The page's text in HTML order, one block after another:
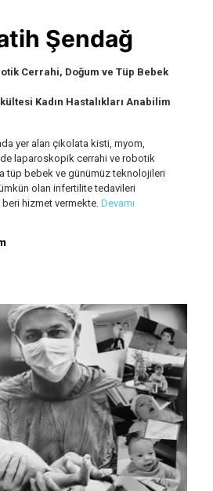
Şendağ
Cerrahi, Doğum ve Tüp Bebek
Kadın Hastalıkları Anabilim
yer alan çikolata kisti, myom,
laparoskopik cerrahi ve robotik
tüp bebek ve günümüz teknolojileri
olan infertilite tedavileri
beri hizmet vermekte. Devamı